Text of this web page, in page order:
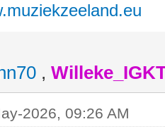
,
2026, 09:26 AM